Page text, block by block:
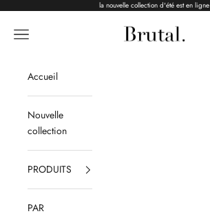
la nouvelle collection d'été est en ligne
Brutal Ceramics
Menu
Accueil
Nouvelle
collection
PRODUITS
PAR